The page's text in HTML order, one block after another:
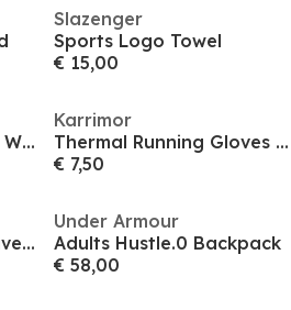
Slazenger
Sports Logo Towel
€ 15,00
Therm Running Gloves Womens
Karrimor
Thermal Running Gloves Mens
€ 7,50
Pro Stainless Steel Travel Cup
Under Armour
Adults Hustle.0 Backpack
€ 58,00